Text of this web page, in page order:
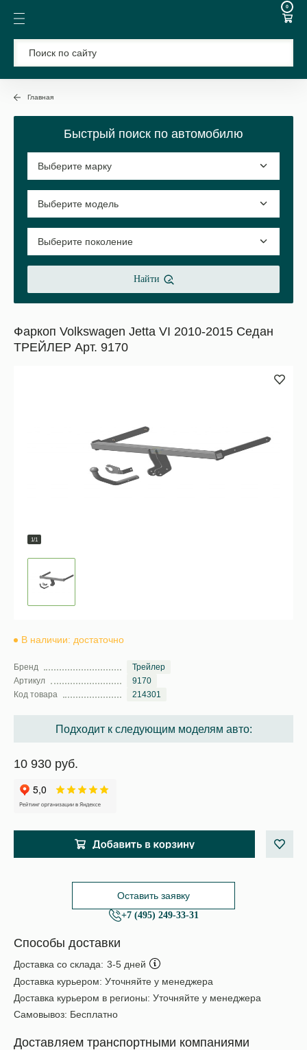
0
Главная
Быстрый поиск по автомобилю
Найти
Фаркоп Volkswagen Jetta VI 2010-2015 Седан
ТРЕЙЛЕР Арт. 9170
1/1
В наличии: достаточно
Бренд
Трейлер
Артикул
9170
Код товара
214301
Подходит к следующим моделям авто:
10 930 руб.
Оставить заявку
+7 (495) 249-33-31
Способы доставки
Доставка со склада: 3-5 дней
Доставка курьером: Уточняйте у менеджера
Доставка курьером в регионы: Уточняйте у менеджера
Самовывоз: Бесплатно
Доставляем транспортными компаниями